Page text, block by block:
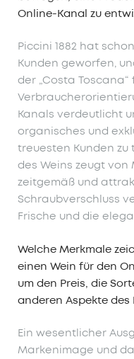
Online-Kanal zu
Piccini 1882 hat
Kunden geworfen,
der „Costa
Kanals verdeutlicht
organisches und
treuesten Kunden zu
des Weins zeugt
zeitgemäß und
Schraubverschluss
Frische und die
Welche Merkmale
einen Wein für den
um den Preis, die
anderen Aspekte des
Ein wesentlicher
Markenimage und